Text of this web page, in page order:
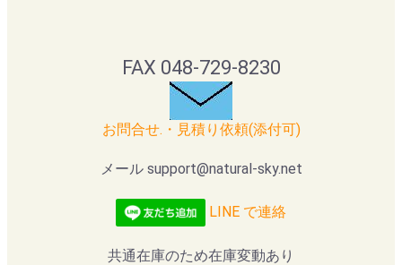
FAX 048-729-8230
お問合せ.・見積り依頼(添付可)
メール support@natural-sky.net
LINE で連絡
共通在庫のため在庫変動あり